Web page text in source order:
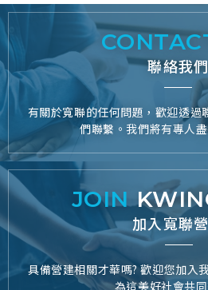
聯絡我
有關於寬聯的任何問題，歡迎透過
們聯繫。我們將有專人
JOIN
加入寬聯
具備營建相關才華嗎? 歡迎您加入
為這美好社會共同